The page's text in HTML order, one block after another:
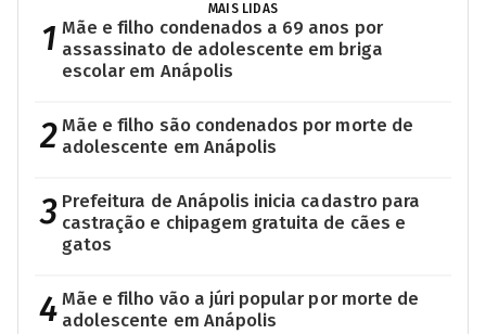
MAIS LIDAS
1 Mãe e filho condenados a 69 anos por
assassinato de adolescente em briga
escolar em Anápolis
2 Mãe e filho são condenados por morte de
adolescente em Anápolis
3 Prefeitura de Anápolis inicia cadastro para
castração e chipagem gratuita de cães e
gatos
4 Mãe e filho vão a júri popular por morte de
adolescente em Anápolis